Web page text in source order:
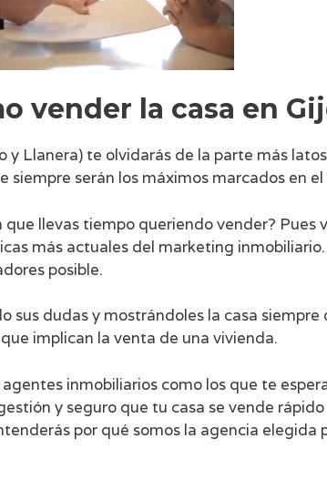
vender la casa en
y Llanera) te olvidarás de la parte más
serán los máximos marcados en
que llevas tiempo queriendo vender? Pues
más actuales del marketing
posible.
dudas y mostrándoles la casa
implican la venta de una vivienda.
inmobiliarios como los que te
y seguro que tu casa se vende rápido
por qué somos la agencia elegida